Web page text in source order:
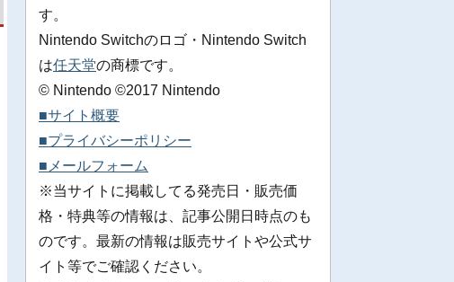
す。
Nintendo Switchのロゴ・Nintendo Switch
は任天堂の商標です。
© Nintendo ©2017 Nintendo
■サイト概要
■プライバシーポリシー
■メールフォーム
※当サイトに掲載してる発売日・販売価
格・特典等の情報は、記事公開日時点のも
のです。最新の情報は販売サイトや公式サ
イト等でご確認ください。